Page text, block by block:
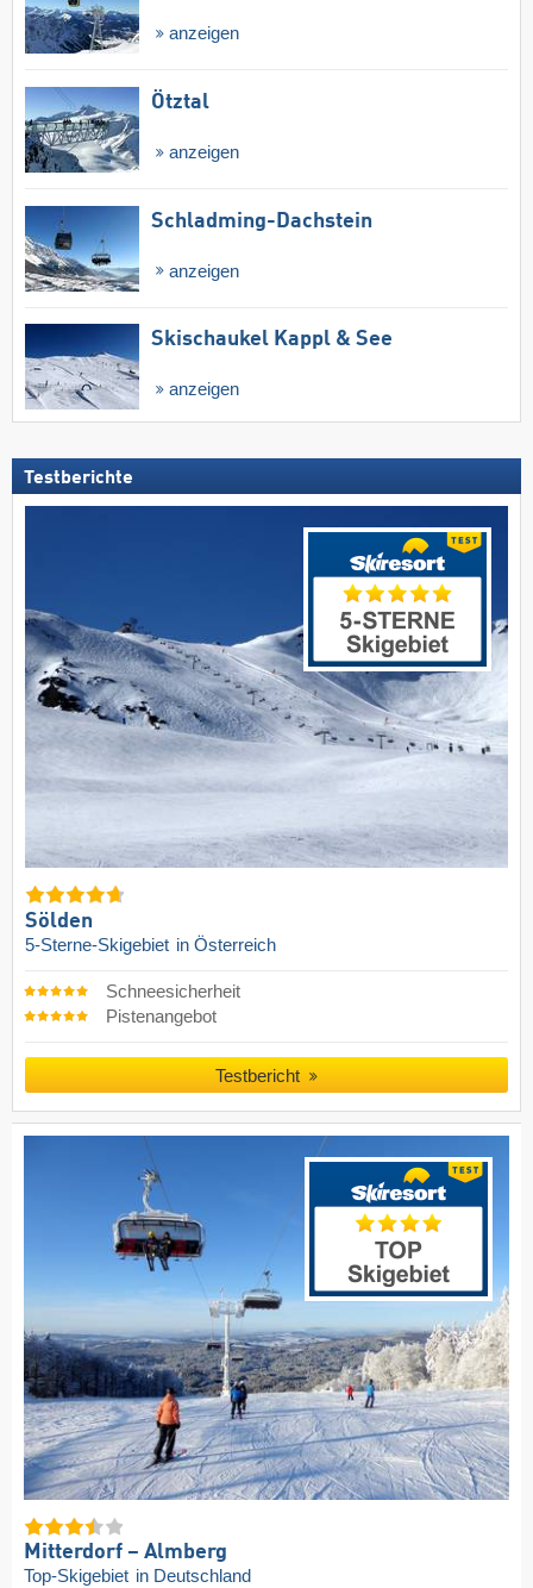
anzeigen
Ötztal
anzeigen
Schladming-Dachstein
anzeigen
Skischaukel Kappl & See
anzeigen
Testberichte
Sölden
5-Sterne-Skigebiet in Österreich
Schneesicherheit
Pistenangebot
Testbericht
Mitterdorf – Almberg
Top-Skigebiet in Deutschland